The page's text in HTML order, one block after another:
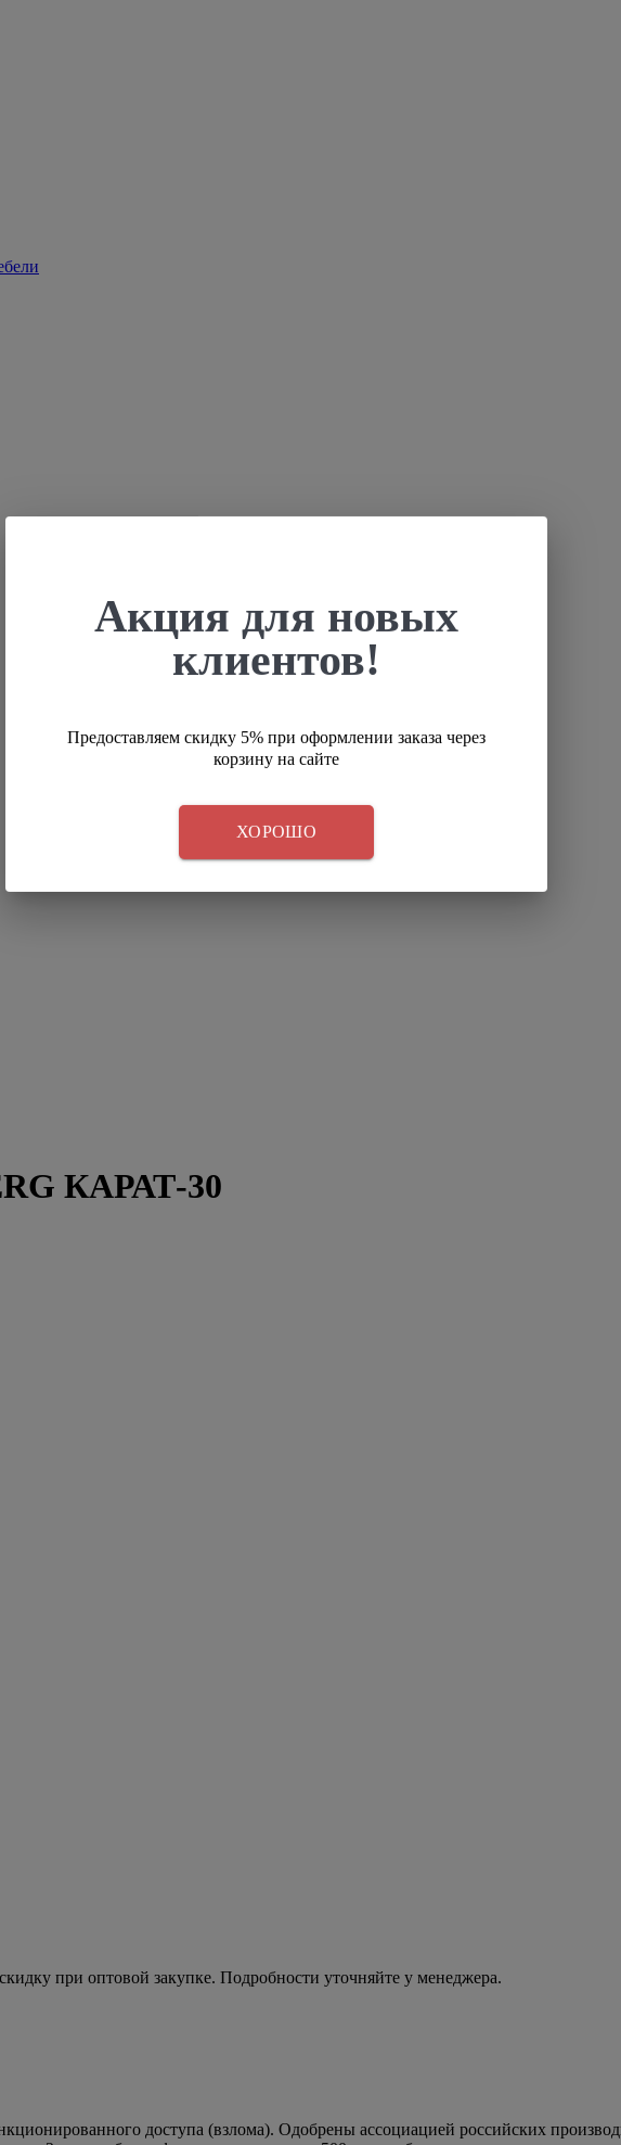
КАРАТ-30
при оптовой закупке. Подробности уточняйте у менеджера.
доступа (взлома). Одобрены ассоциацией российских
Акция для новых
клиентов!
Предоставляем скидку 5% при оформлении заказа через
корзину на сайте
ХОРОШО